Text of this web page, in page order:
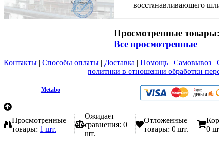
восстанавливающего
Просмотренные товары:
Все просмотренные
Контакты | Способы оплаты | Доставка | Помощь | Самовывоз |
политики в отношении обработки
Metabo
Просмотренные
товары: 1 шт.
Ожидает
сравнения: 0
шт.
Отложенные
товары: 0 шт.
0